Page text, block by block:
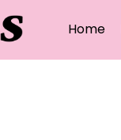
Home